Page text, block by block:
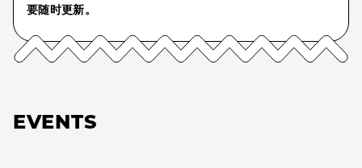
要随时更新。
EVENTS